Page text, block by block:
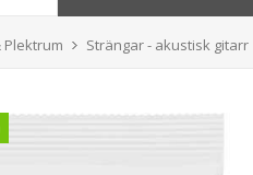
Plektrum Strängar - akustisk gitarr